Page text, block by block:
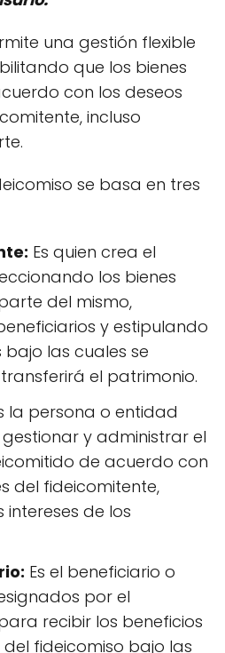
una gestión flexible
que los bienes
con los deseos
incluso
se basa en tres
Es quien crea el
los bienes
del mismo,
y estipulando
bajo las cuales se
el patrimonio.
la persona o entidad
y administrar el
de acuerdo con
del fideicomitente,
de los
Es el beneficiario o
por el
recibir los beneficios
fideicomiso bajo las